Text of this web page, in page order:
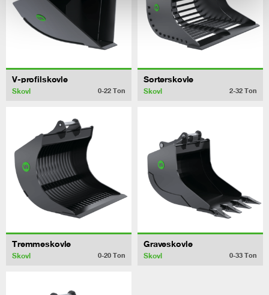
V-profilskovle
Skovl 0-22 Ton
Sorterskovle
Skovl 2-32 Ton
Tremmeskovle
Skovl 0-20 Ton
Graveskovle
Skovl 0-33 Ton